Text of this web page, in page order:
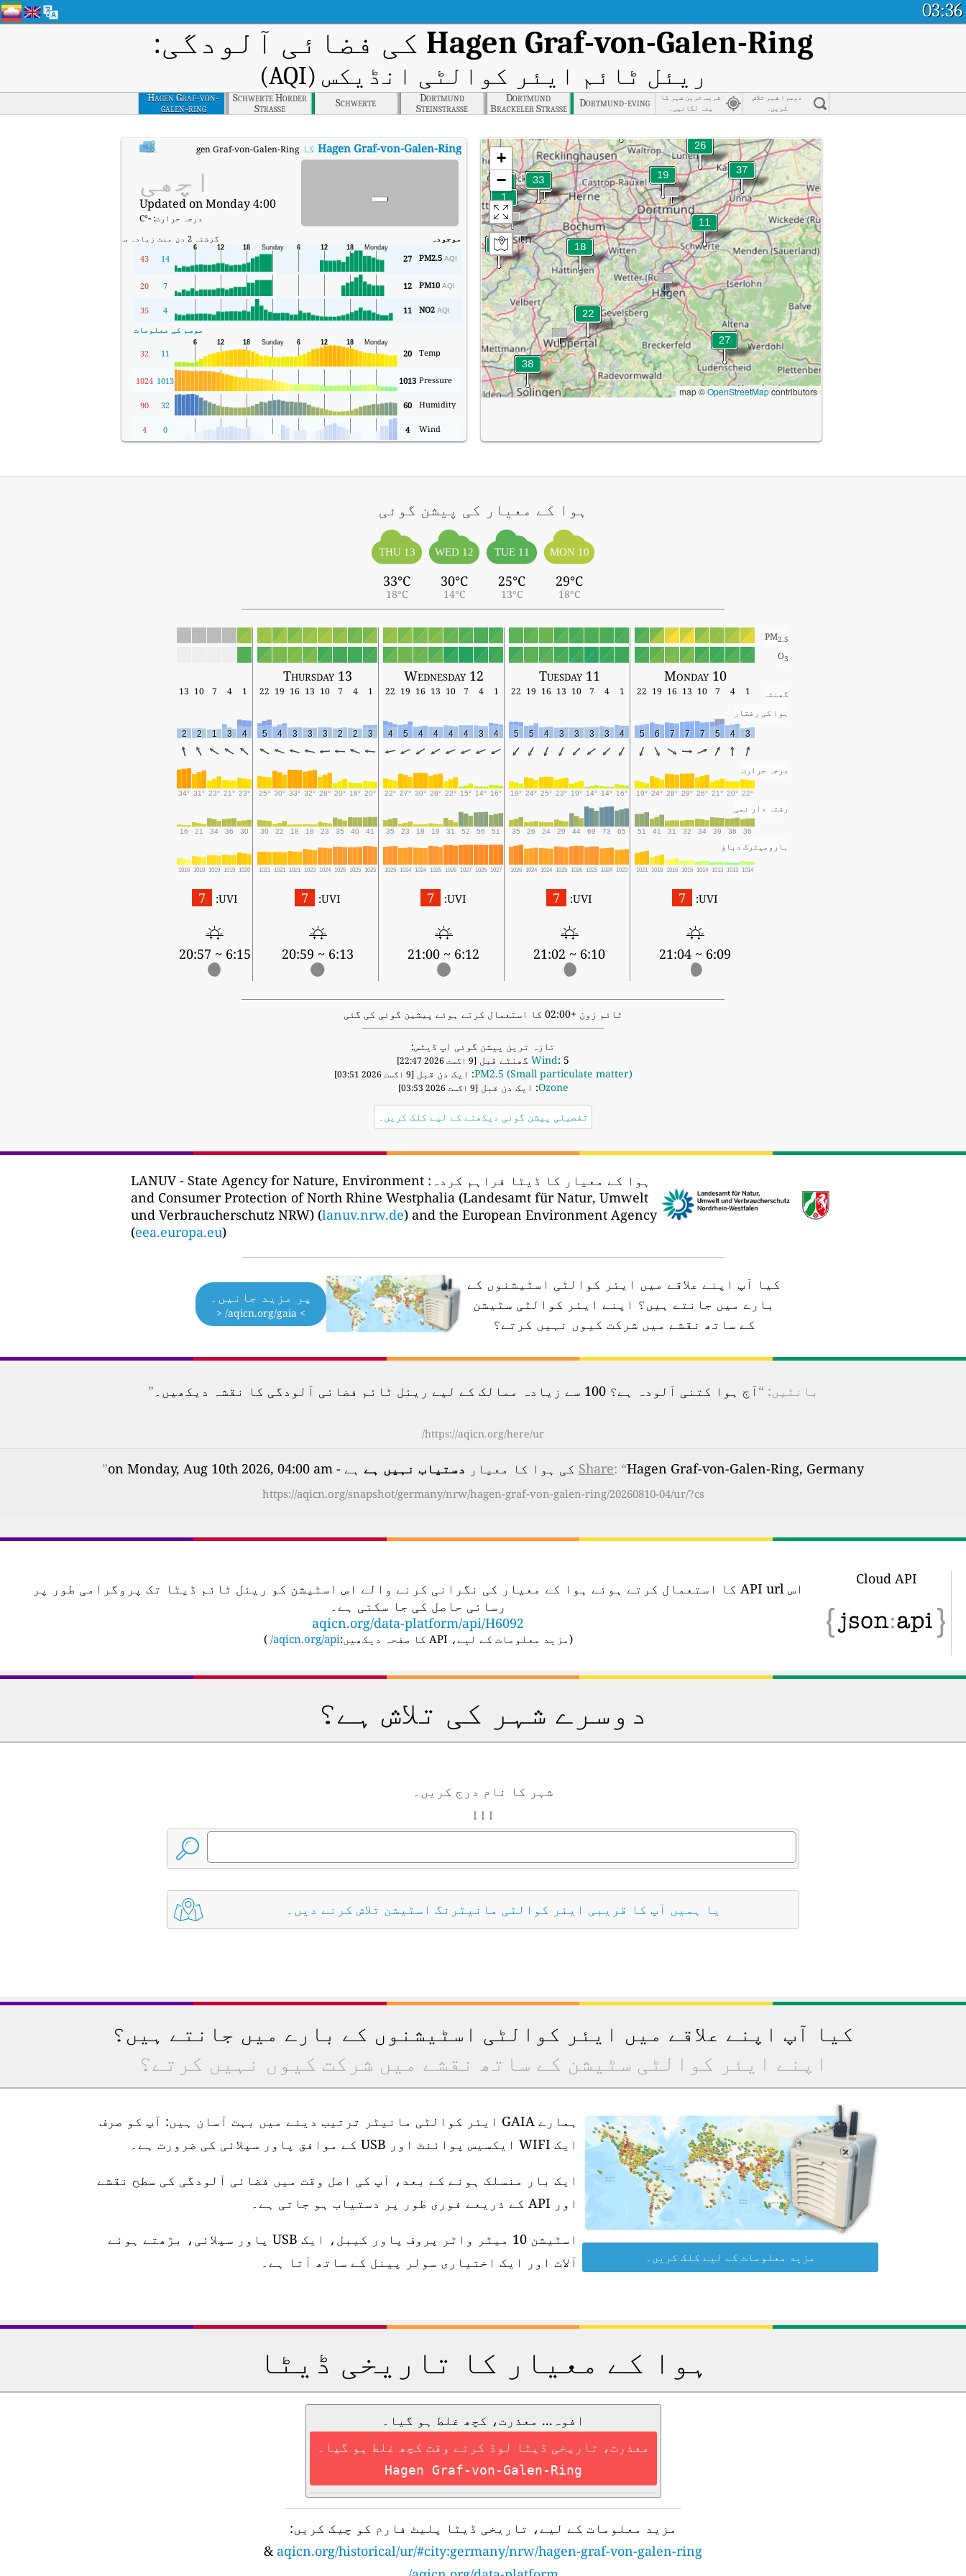
03:36
Hagen Graf-von-Galen-Ring کی فضائی آلودگی:
ریئل ٹائم ایئر کوالٹی انڈیکس (AQI)
Hagen Graf-von-
galen-ring
Schwerte Horder
Strasse
Schwerte
Dortmund
Steinstrasse
Dortmund
Brackeler Strasse
Dortmund-eving
قریب ترین شہر کا
پتہ لگائیں۔
دوسرا شہر تلاش
کریں۔
Hagen Graf-von-Galen-Ring کا AQIHagen Graf-von-Galen-Ring کا ریئل ٹائم ایئر کوالٹی انڈیکس (AQI)۔
- اچھی
Updated on Monday 4:00
درجہ حرارت:-
°C
موجودہ گزشتہ 2 دن منٹ زیادہ سے زیادہ
PM2.5 AQI
27
14
43
PM10 AQI
12
7
20
NO2 AQI
11
4
35
موسم کی معلومات
Temp
20
11
32
Pressure
1013
1013
1024
Humidity
60
32
90
Wind
4
0
4
+
−
map ©OpenStreetMapcontributors
ہوا کے معیار کی پیشن گوئی
MON 10
29°C
18°C
TUE 11
25°C
13°C
WED 12
30°C
14°C
THU 13
33°C
18°C
PM2.5
O3
Monday 10
Tuesday 11
Wednesday 12
Thursday 13
گھنٹہ 1
4
7
10
13
16
19
22
1
4
7
10
13
16
19
22
1
4
7
10
13
16
19
22
1
4
7
10
13
16
19
22
1
4
7
10
13
ہوا کی رفتار
3
4
5
7
7
7
6
5
4
3
3
3
3
4
5
5
4
3
4
4
4
4
5
4
3
2
2
3
3
3
4
5
4
3
1
2
2
درجہ حرارت
22°
20°
21°
26°
29°
28°
24°
19°
16°
14°
14°
19°
23°
25°
24°
19°
16°
14°
15°
22°
28°
30°
27°
22°
20°
18°
20°
28°
32°
33°
30°
25°
23°
21°
23°
31°
34°
رشتہ دار نمی
36
36
39
34
32
31
41
51
65
73
69
44
29
24
26
35
51
56
52
31
19
18
23
35
41
40
35
23
18
18
22
30
30
36
34
21
16
بارومیٹرک دباؤ
1014
1013
1013
1014
1015
1016
1018
1021
1023
1024
1025
1026
1025
1024
1024
1026
1027
1026
1027
1026
1025
1024
1024
1025
1025
1025
1025
1024
1023
1021
1021
1021
1020
1019
1019
1018
1016
UVI:
7
6:09 ~ 21:04
UVI:
7
6:10 ~ 21:02
UVI:
7
6:12 ~ 21:00
UVI:
7
6:13 ~ 20:59
UVI:
7
6:15 ~ 20:57
ٹائم زون +02:00 کا استعمال کرتے ہوئے پیشین گوئی کی گئی
تازہ ترین پیشن گوئی اپ ڈیٹس:
Wind: 5 گھنٹے قبل [9 اگست 2026 22:47]
PM2.5 (Small particulate matter): ایک دن قبل[9 اگست 2026 03:51]
Ozone: ایک دن قبل[9 اگست 2026 03:53]
تفصیلی پیشن گوئی دیکھنے کے لیے کلک کریں۔
ہوا کے معیار کا ڈیٹا فراہم کردہ: LANUV - State Agency for Nature, Environment
and Consumer Protection of North Rhine Westphalia (Landesamt für Natur, Umwelt
und Verbraucherschutz NRW) (lanuv.nrw.de) and the European Environment Agency
(eea.europa.eu)
کیا آپ اپنے علاقے میں ایئر کوالٹی اسٹیشنوں کے
بارے میں جانتے ہیں؟ اپنے ایئر کوالٹی سٹیشن
کے ساتھ نقشے میں شرکت کیوں نہیں کرتے؟
پر مزید جانیں۔
> aqicn.org/gaia/ <
بانٹیں: “آج ہوا کتنی آلودہ ہے؟ 100 سے زیادہ ممالک کے لیے ریئل ٹائم فضائی آلودگی کا نقشہ دیکھیں۔ ”
https://aqicn.org/here/ur/
Share: “Hagen Graf-von-Galen-Ring, Germany کی ہوا کا معیار دستیاب نہیں ہے ہے - on Monday, Aug 10th 2026, 04:00 am ”
https://aqicn.org/snapshot/germany/nrw/hagen-graf-von-galen-ring/20260810-04/ur/?cs
Cloud API
اس API url کا استعمال کرتے ہوئے ہوا کے معیار کی نگرانی کرنے والے اس اسٹیشن کو ریئل ٹائم ڈیٹا تک پروگرامی طور پر
رسائی حاصل کی جا سکتی ہے۔
aqicn.org/data-platform/api/H6092
(مزید معلومات کے لیے، API کا صفحہ دیکھیں: aqicn.org/api/
)
دوسرے شہر کی تلاش ہے؟
شہر کا نام درج کریں۔
↓ ↓ ↓
یا ہمیں آپ کا قریبی ایئر کوالٹی مانیٹرنگ اسٹیشن تلاش کرنے دیں۔
کیا آپ اپنے علاقے میں ایئر کوالٹی اسٹیشنوں کے بارے میں جانتے ہیں؟
اپنے ایئر کوالٹی سٹیشن کے ساتھ نقشے میں شرکت کیوں نہیں کرتے؟
ہمارے GAIA ایئر کوالٹی مانیٹر ترتیب دینے میں بہت آسان ہیں: آپ کو صرف
ایک WIFI ایکسیس پوائنٹ اور USB کے موافق پاور سپلائی کی ضرورت ہے۔
ایک بار منسلک ہونے کے بعد، آپ کی اصل وقت میں فضائی آلودگی کی سطح نقشے
اور API کے ذریعے فوری طور پر دستیاب ہو جاتی ہے۔
اسٹیشن 10 میٹر واٹر پروف پاور کیبل، ایک USB پاور سپلائی، بڑھتے ہوئے
آلات اور ایک اختیاری سولر پینل کے ساتھ آتا ہے۔
مزید معلومات کے لیے کلک کریں۔
ہوا کے معیار کا تاریخی ڈیٹا
افوہ... معذرت، کچھ غلط ہو گیا۔
معذرت، تاریخی ڈیٹا لوڈ کرتے وقت کچھ غلط ہو گیا۔
Hagen Graf-von-Galen-Ring
مزید معلومات کے لیے، تاریخی ڈیٹا پلیٹ فارم کو چیک کریں:
aqicn.org/historical/ur/#city:germany/nrw/hagen-graf-von-galen-ring
&